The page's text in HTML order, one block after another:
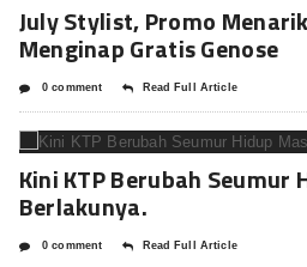
July Stylist, Promo
Menginap Gratis Genose
0 comment Read Full Article
Kini KTP Berubah Seumur
Berlakunya.
0 comment Read Full Article